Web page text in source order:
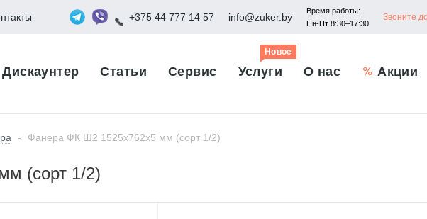
+375 44 777 14 57 info@zuker.by
Время работы:
Пн-Пт 8:30–17:30
Звоните
Дискаунтер Статьи Сервис Услуги
Новое
О нас Акции
- Фанера ФК Ш2 1525х762х5 мм (сорт 1/2)
(сорт 1/2)